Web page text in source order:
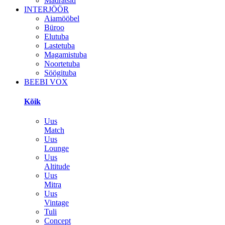
INTERJÖÖR
Aiamööbel
Büroo
Elutuba
Lastetuba
Magamistuba
Noortetuba
Söögituba
BEEBI VOX
Kõik
Uus
Match
Uus
Lounge
Uus
Altitude
Uus
Mitra
Uus
Vintage
Tuli
Concept